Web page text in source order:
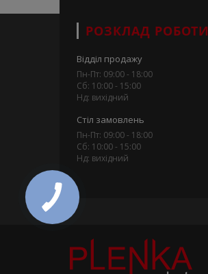
РОЗКЛАД РОБОТИ
Відділ продажу
Пн-Пт: 09:00 - 18:00
Сб: 10:00 - 15:00
Нд: вихідний
Стіл замовлень
Пн-Пт: 09:00 - 18:00
Сб: 10:00 - 15:00
Нд: вихідний